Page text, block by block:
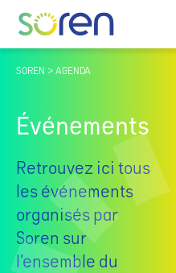
SOREN > AGENDA
Événements
Retrouvez ici tous
les événements
organisés par
Soren sur
l’ensemble du